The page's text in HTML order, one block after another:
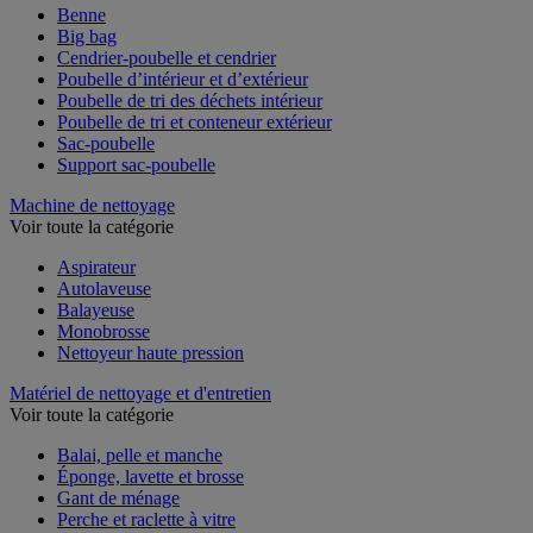
Benne
Big bag
Cendrier-poubelle et cendrier
Poubelle d’intérieur et d’extérieur
Poubelle de tri des déchets intérieur
Poubelle de tri et conteneur extérieur
Sac-poubelle
Support sac-poubelle
Machine de nettoyage
Voir toute la catégorie
Aspirateur
Autolaveuse
Balayeuse
Monobrosse
Nettoyeur haute pression
Matériel de nettoyage et d'entretien
Voir toute la catégorie
Balai, pelle et manche
Éponge, lavette et brosse
Gant de ménage
Perche et raclette à vitre